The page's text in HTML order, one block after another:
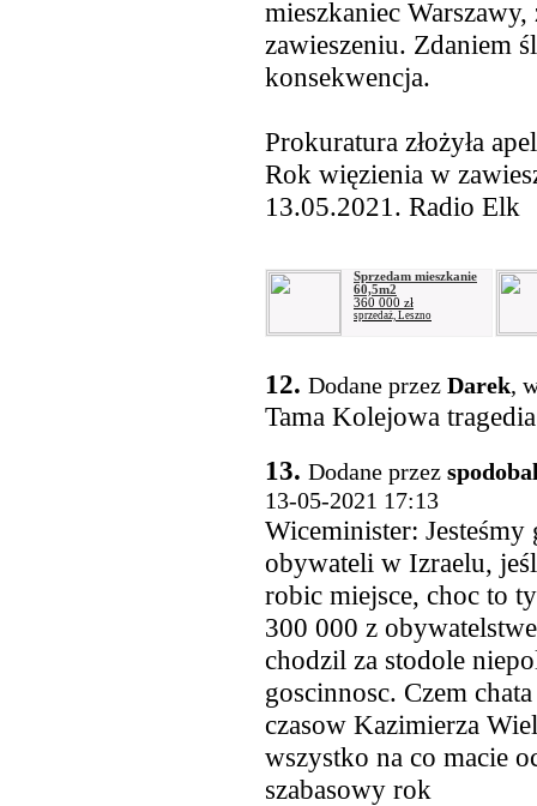
mieszkaniec
zawieszeniu. Zdaniem
konsekwencja.
Prokuratura złożyła
Rok więzienia w
13.05.2021. Radio Elk
Sprzedam mieszkanie
60,5m2
360 000 zł
sprzedaż, Leszno
12. Dodane przez Darek,
Tama Kolejowa tragedia
13. Dodane przez
13-05-2021 17:13
Wiceminister:
obywateli w Izraelu,
robic miejsce, choc to
300 000 z
chodzil za stodole
goscinnosc. Czem
czasow Kazimierza
wszystko na co macie
szabasowy rok